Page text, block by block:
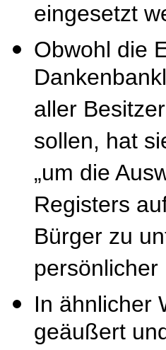
eingesetzt
Obwohl die
aller
sollen, hat
„um die
Registers
Bürger zu
persönlicher
In ähnlicher
geäußert